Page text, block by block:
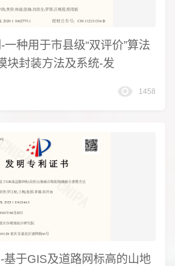
种用于市县级“双评价”算法
块封装方法及系统-发
1458
基于GIS及道路网标高的山地